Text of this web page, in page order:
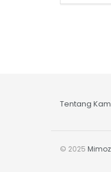
Tentang
© 2025